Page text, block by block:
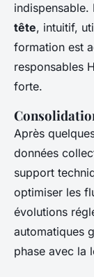
indispensable.
tête, intuitif,
formation est
responsables
forte.
Après
données
support
optimiser les
évolutions
automatiques
phase avec la